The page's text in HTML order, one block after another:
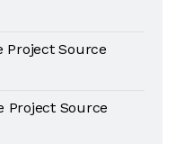
Project Source
Project Source